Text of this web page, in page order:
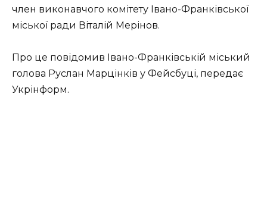
член виконавчого комітету Івано-Франківської
міської ради Віталій Мерінов.
Про це повідомив Івано-Франківській міський
голова Руслан Марцінків у Фейсбуці, передає
Укрінформ.